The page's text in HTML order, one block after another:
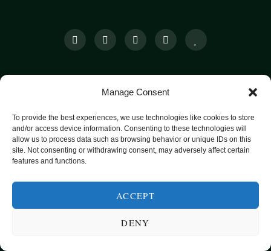
Manage Consent
To provide the best experiences, we use technologies like cookies to store
and/or access device information. Consenting to these technologies will
allow us to process data such as browsing behavior or unique IDs on this
site. Not consenting or withdrawing consent, may adversely affect certain
features and functions.
ACCEPT
DENY
POPULÆRE OPPSKRIFTER
FROKOST
HOVEDRETTER